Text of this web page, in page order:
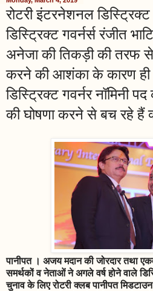
रोटरी इंटरनेशनल डिस्ट्रिक्ट
डिस्ट्रिक्ट गवर्नर्स रंजीत
अनेजा की तिकड़ी की तरफ
करने की आशंका के कारण ही
डिस्ट्रिक्ट गवर्नर नॉमिनी पद
की घोषणा करने से बच रहे हैं
पानीपत । अजय मदान की जोरदार तथा
समर्थकों व नेताओं ने अगले वर्ष होने वाले
चुनाव के लिए रोटरी क्लब पानीपत